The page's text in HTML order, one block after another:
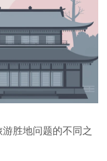
胜地问题的不同之